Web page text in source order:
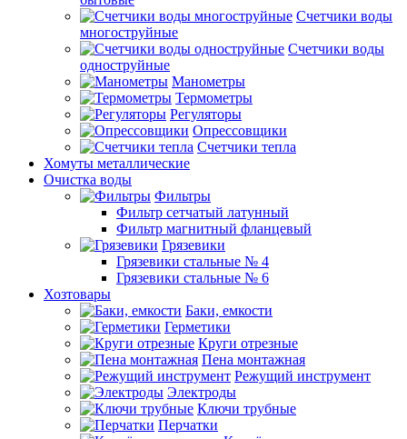
Счетчики воды
многоструйные
Счетчики воды
одноструйные
Манометры
Термометры
Регуляторы
Опрессовщики
Счетчики тепла
Хомуты металлические
Очистка воды
Фильтры
Фильтр сетчатый латунный
Фильтр магнитный фланцевый
Грязевики
Грязевики стальные № 4
Грязевики стальные № 6
Хозтовары
Баки, емкости
Герметики
Круги отрезные
Пена монтажная
Режущий инструмент
Электроды
Ключи трубные
Перчатки